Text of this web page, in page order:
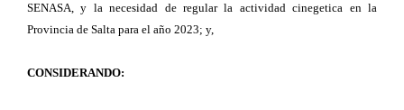
SENASA, y la necesidad de regular la actividad cinegetica en la
Provincia de Salta para el año 2023; y,
CONSIDERANDO: